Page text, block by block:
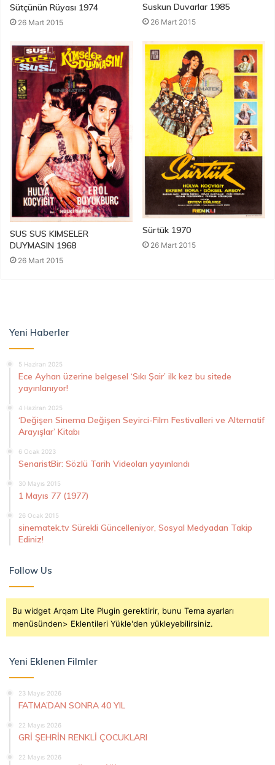
Sütçünün Rüyası 1974
26 Mart 2015
Suskun Duvarlar 1985
26 Mart 2015
SUS SUS KIMSELER
DUYMASIN 1968
26 Mart 2015
Sürtük 1970
26 Mart 2015
Yeni Haberler
5 Haziran 2025
Ece Ayhan üzerine belgesel ‘Sıkı Şair’ ilk kez bu sitede
yayınlanıyor!
4 Haziran 2025
‘Değişen Sinema Değişen Seyirci-Film Festivalleri ve Alternatif
Arayışlar’ Kitabı
6 Ocak 2023
SenaristBir: Sözlü Tarih Videoları yayınlandı
30 Mayıs 2015
1 Mayıs 77 (1977)
26 Ocak 2015
sinematek.tv Sürekli Güncelleniyor, Sosyal Medyadan Takip
Ediniz!
Follow Us
Bu widget Arqam Lite Plugin gerektirir, bunu Tema ayarları
menüsünden> Eklentileri Yükle'den yükleyebilirsiniz.
Yeni Eklenen Filmler
23 Mayıs 2026
FATMA’DAN SONRA 40 YIL
22 Mayıs 2026
GRİ ŞEHRİN RENKLİ ÇOCUKLARI
22 Mayıs 2026